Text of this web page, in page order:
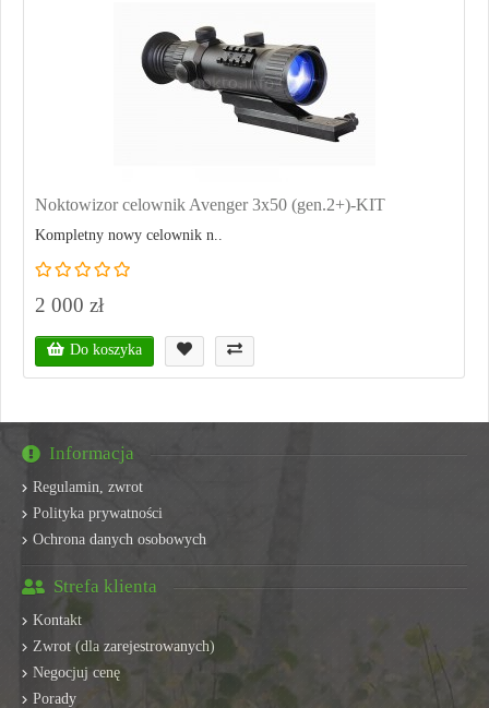
Noktowizor celownik Avenger 3x50 (gen.2+)-KIT
Kompletny nowy celownik n..
2 000 zł
Do koszyka
Informacja
Regulamin, zwrot
Polityka prywatności
Ochrona danych osobowych
Strefa klienta
Kontakt
Zwrot (dla zarejestrowanych)
Negocjuj cenę
Porady